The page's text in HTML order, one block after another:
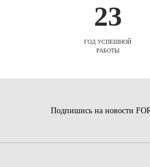
23
ГОД УСПЕШНОЙ
РАБОТЫ
Подпишись на новости